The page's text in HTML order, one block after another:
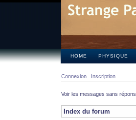
HOME PHYSIQUE
Connexion Inscription
Voir les messages sans
Index du forum